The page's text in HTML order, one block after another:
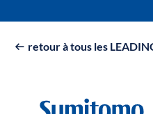
 retour à tous les